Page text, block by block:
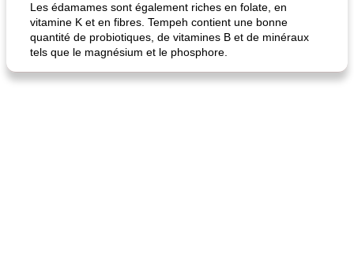
Les édamames sont également riches en folate, en
vitamine K et en fibres. Tempeh contient une bonne
quantité de probiotiques, de vitamines B et de minéraux
tels que le magnésium et le phosphore.